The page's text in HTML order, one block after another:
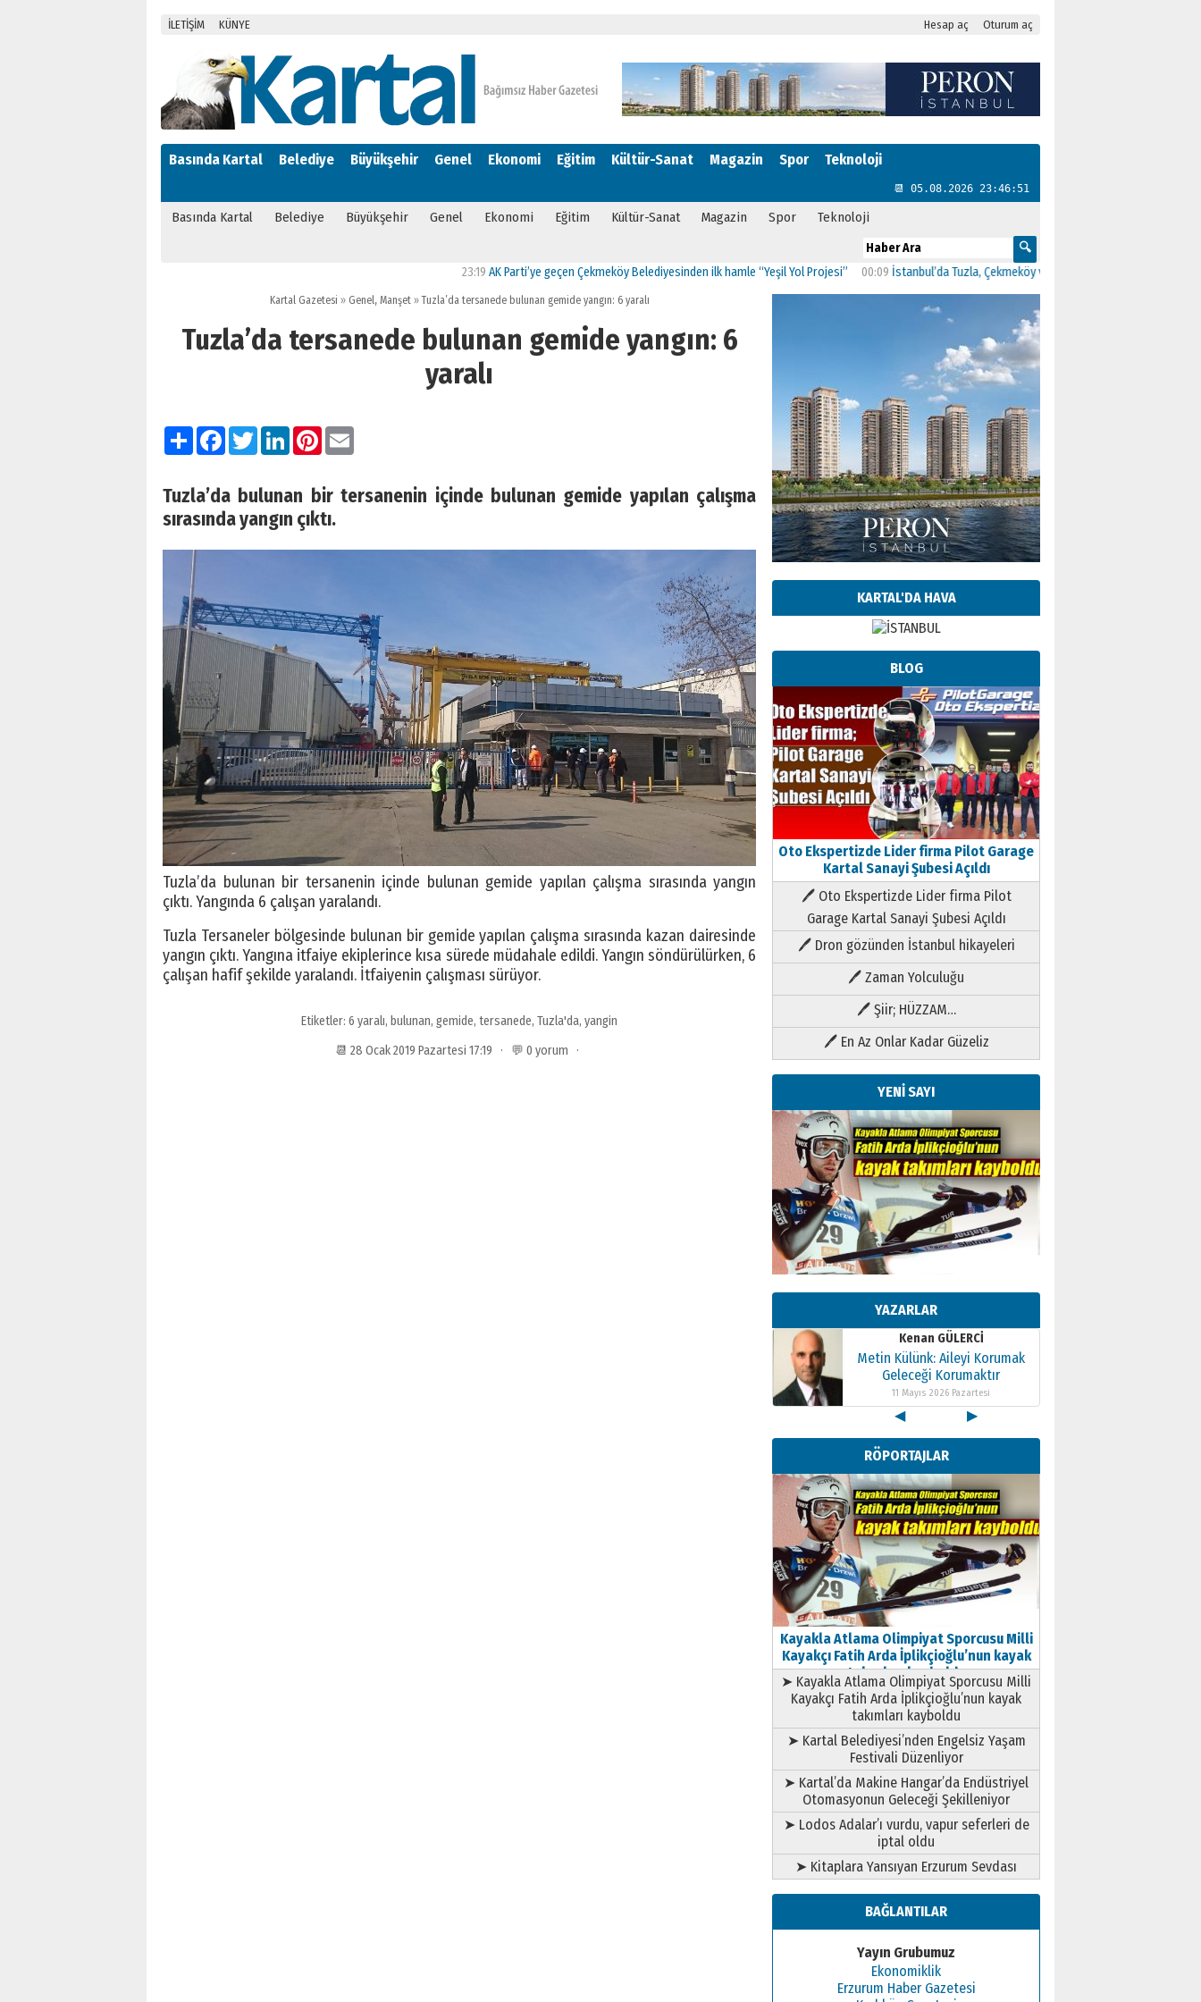
İLETİŞİM KÜNYE Hesap aç Oturum aç
Basında Kartal Belediye Büyükşehir Genel Ekonomi Eğitim Kültür-Sanat Magazin Spor Teknoloji
📆 05.08.2026 23:46:52
Basında Kartal Belediye Büyükşehir Genel Ekonomi Eğitim Kültür-Sanat Magazin Spor Teknoloji
AK Parti’ye geçen Çekmeköy Belediyesinden ilk hamle “Yeşil Yol Projesi” 00:09 İstanbul’da Tuzla, Çekmeköy ve Şile belediyeleri AK Parti’ye geçti
Kartal Gazetesi » Genel, Manşet »Tuzla’da tersanede bulunan gemide yangın: 6 yaralı
Tuzla’da tersanede bulunan gemide yangın: 6
yaralı
PaylaşFacebook
TwitterLinkedInPinterest
Tuzla’da bulunan bir tersanenin içinde bulunan gemide yapılan çalışma
sırasında yangın çıktı.
Tuzla’da bulunan bir tersanenin içinde bulunan gemide yapılan çalışma sırasında yangın
çıktı. Yangında 6 çalışan yaralandı.
Tuzla Tersaneler bölgesinde bulunan bir gemide yapılan çalışma sırasında kazan dairesinde
yangın çıktı. Yangına itfaiye ekiplerince kısa sürede müdahale edildi. Yangın söndürülürken, 6
çalışan hafif şekilde yaralandı. İtfaiyenin çalışması sürüyor.
Etiketler: 6 yaralı, bulunan, gemide, tersanede, Tuzla'da, yangin
📆 28 Ocak 2019 Pazartesi 17:19 · 💬 0 yorum ·
KARTAL'DA HAVA
BLOG
Oto Ekspertizde Lider firma Pilot Garage
Kartal Sanayi Şubesi Açıldı
🖊 Oto Ekspertizde Lider firma Pilot
Garage Kartal Sanayi Şubesi Açıldı
🖊 Dron gözünden İstanbul hikayeleri
🖊 Zaman Yolculuğu
🖊 Şiir; HÜZZAM…
🖊 En Az Onlar Kadar Güzeliz
YENİ SAYI
YAZARLAR
Kenan GÜLERCİ
Metin Külünk: Aileyi Korumak
Geleceği Korumaktır
11 Mayıs 2026 Pazartesi
Kenan GÜLERCİ
Metin Külünk: Aileyi Korumak
Geleceği Korumaktır
11 Mayıs 2026 Pazartesi
Kenan GÜLERCİ
Metin Külünk: Aileyi Korumak
Geleceği Korumaktır
11 Mayıs 2026 Pazartesi
◀ ▶
RÖPORTAJLAR
Kayakla Atlama Olimpiyat Sporcusu Milli
Kayakçı Fatih Arda İplikçioğlu’nun kayak
takımları kayboldu
➤ Kayakla Atlama Olimpiyat Sporcusu Milli
Kayakçı Fatih Arda İplikçioğlu’nun kayak
takımları kayboldu
➤ Kartal Belediyesi’nden Engelsiz Yaşam
Festivali Düzenliyor
➤ Kartal’da Makine Hangar’da Endüstriyel
Otomasyonun Geleceği Şekilleniyor
➤ Lodos Adalar’ı vurdu, vapur seferleri de
iptal oldu
➤ Kitaplara Yansıyan Erzurum Sevdası
BAĞLANTILAR
Yayın Grubumuz
Ekonomiklik
Erzurum Haber Gazetesi